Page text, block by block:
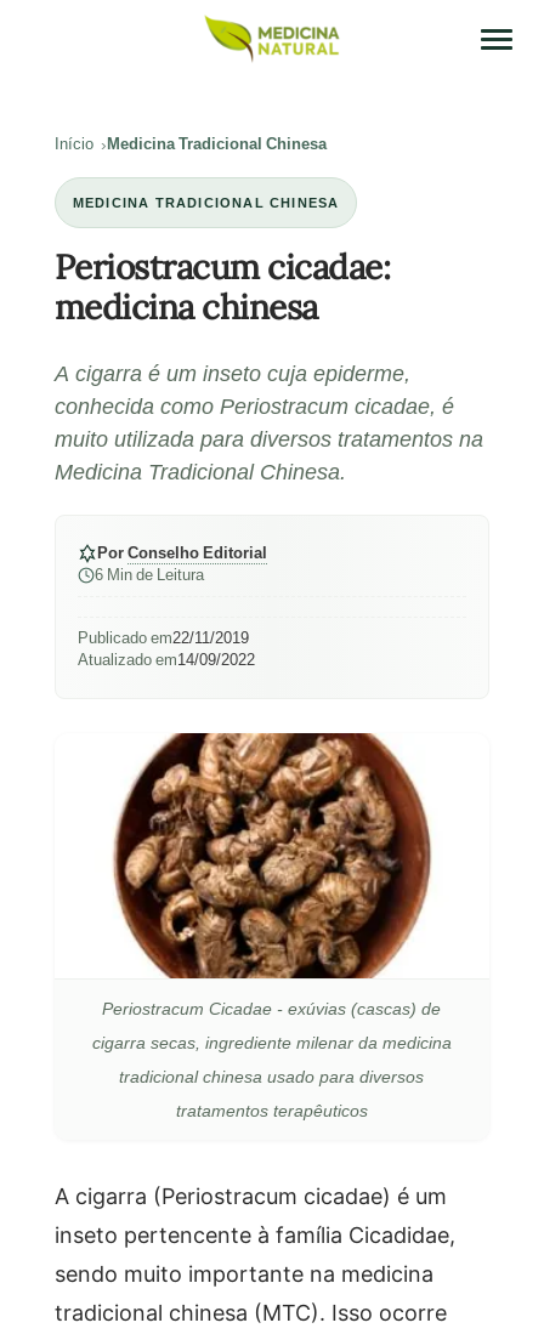
Início Medicina Tradicional Chinesa
MEDICINA TRADICIONAL CHINESA
Periostracum cicadae:
medicina chinesa
A cigarra é um inseto cuja epiderme,
conhecida como Periostracum cicadae, é
muito utilizada para diversos tratamentos na
Medicina Tradicional Chinesa.
PorConselho Editorial
6 Min de Leitura
Publicado em22/11/2019
Atualizado em14/09/2022
Periostracum Cicadae - exúvias (cascas) de
cigarra secas, ingrediente milenar da medicina
tradicional chinesa usado para diversos
tratamentos terapêuticos
A cigarra (Periostracum cicadae) é um
inseto pertencente à família Cicadidae,
sendo muito importante na medicina
tradicional chinesa (MTC). Isso ocorre